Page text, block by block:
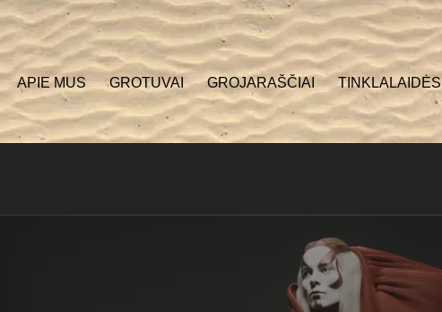
APIE MUS GROTUVAI GROJARAŠČIAI TINKLALAIDĖS